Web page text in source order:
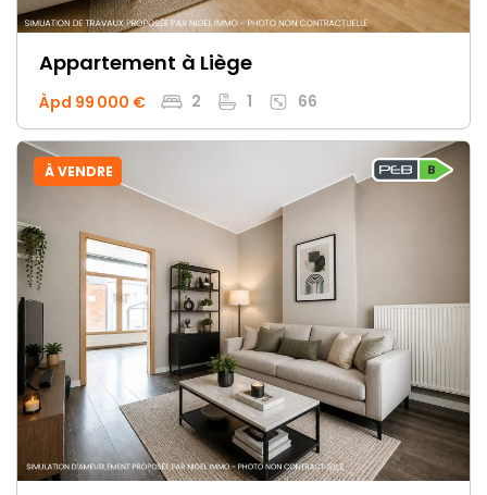
Appartement à Liège
Àpd 99 000 € 2 1 66
À VENDRE